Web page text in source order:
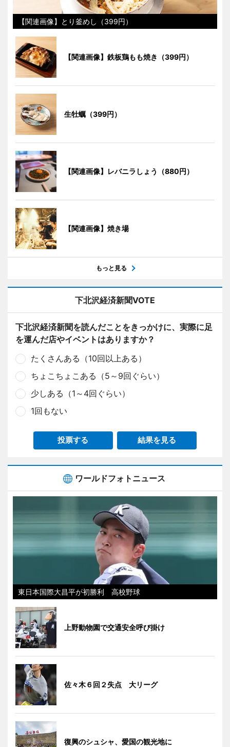
【関連画像】とり釜めし（399円）
【関連画像】鉄板鶏もも焼き（399円）
生牡蠣（399円）
【関連画像】レバニラしょう（880円）
【関連画像】焼き場
もっと見る
下北沢経済新聞VOTE
下北沢経済新聞を読んだことをきっかけに、実際に足
を運んだ店やイベントはありますか？
たくさんある（10回以上ある）
ちょこちょこある（5～9回ぐらい）
少しある（1～4回ぐらい）
1回もない
投票する 結果を見る
ワールドフォトニュース
東日本国際大昌平が初勝利 高校野球
上野動物園で交通安全呼び掛け
佐々木６回２失点 大リーグ
復興のシュシャ、愛国の観光地に